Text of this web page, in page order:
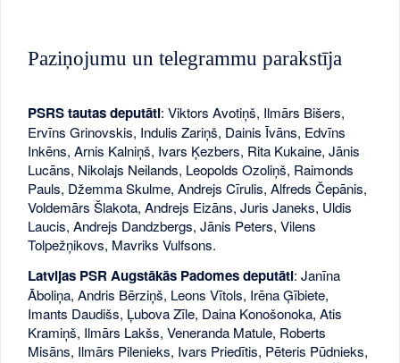
Paziņojumu un telegrammu parakstīja
PSRS tautas deputāti: Viktors Avotiņš, Ilmārs Bišers,
Ervīns Grinovskis, Indulis Zariņš, Dainis Īvāns, Edvīns
Inkēns, Arnis Kalniņš, Ivars Ķezbers, Rita Kukaine, Jānis
Lucāns, Nikolajs Neilands, Leopolds Ozoliņš, Raimonds
Pauls, Džemma Skulme, Andrejs Cīrulis, Alfreds Čepānis,
Voldemārs Šlakota, Andrejs Eizāns, Juris Janeks, Uldis
Laucis, Andrejs Dandzbergs, Jānis Peters, Vilens
Tolpežņikovs, Mavriks Vulfsons.
Latvijas PSR Augstākās Padomes deputāti: Janīna
Āboliņa, Andris Bērziņš, Leons Vītols, Irēna Ģībiete,
Imants Daudišs, Ļubova Zīle, Daina Konošonoka, Atis
Kramiņš, Ilmārs Lakšs, Veneranda Matule, Roberts
Misāns, Ilmārs Pilenieks, Ivars Priedītis, Pēteris Pūdnieks,